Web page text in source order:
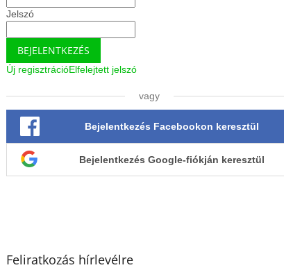
Jelszó
BEJELENTKEZÉS
Új regisztrációElfelejtett jelszó
vagy
Bejelentkezés Facebookon keresztül
Bejelentkezés Google-fiókján keresztül
Feliratkozás hírlevélre